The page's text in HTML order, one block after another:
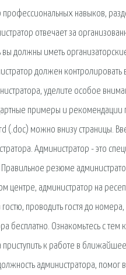
навыков,
отвечает за
вы должны иметь
должен контролировать
уделите особое
примеры и
(.doc) можно внизу страницы.
Администратор - это
Правильное резюме
центре, администратор на
проводить гостя до
бесплатно. Ознакомьтесь с
к работе в
администратора, помог